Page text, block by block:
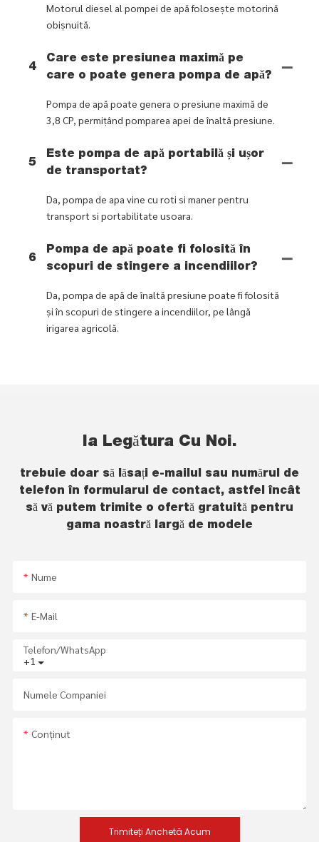
Motorul diesel al pompei de apă folosește motorină
obișnuită.
4
Care este presiunea maximă pe
care o poate genera pompa de apă?
Pompa de apă poate genera o presiune maximă de
3,8 CP, permițând pomparea apei de înaltă presiune.
5
Este pompa de apă portabilă și ușor
de transportat?
Da, pompa de apa vine cu roti si maner pentru
transport si portabilitate usoara.
6
Pompa de apă poate fi folosită în
scopuri de stingere a incendiilor?
Da, pompa de apă de înaltă presiune poate fi folosită
și în scopuri de stingere a incendiilor, pe lângă
irigarea agricolă.
Ia Legătura Cu Noi.
trebuie doar să lăsați e-mailul sau numărul de
telefon în formularul de contact, astfel încât
să vă putem trimite o ofertă gratuită pentru
gama noastră largă de modele
Nume
E-Mail
+1
Telefon/WhatsApp
Numele Companiei
Conţinut
Trimiteți Anchetă Acum